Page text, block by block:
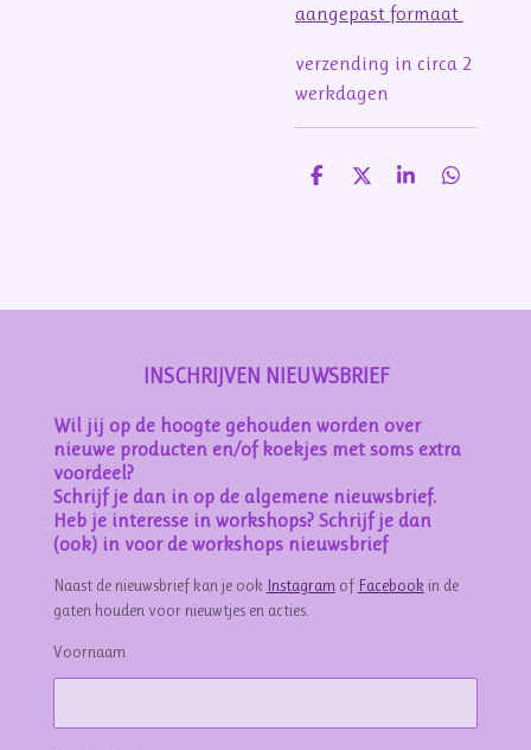
aangepast formaat
verzending in circa 2
werkdagen
D
D
S
D
INSCHRIJVEN NIEUWSBRIEF
Wil jij op de hoogte gehouden worden over
nieuwe producten en/of koekjes met soms extra
voordeel?
Schrijf je dan in op de algemene nieuwsbrief.
Heb je interesse in workshops? Schrijf je dan
(ook) in voor de workshops nieuwsbrief
Naast de nieuwsbrief kan je ook Instagram of Facebook in de
gaten houden voor nieuwtjes en acties.
Voornaam